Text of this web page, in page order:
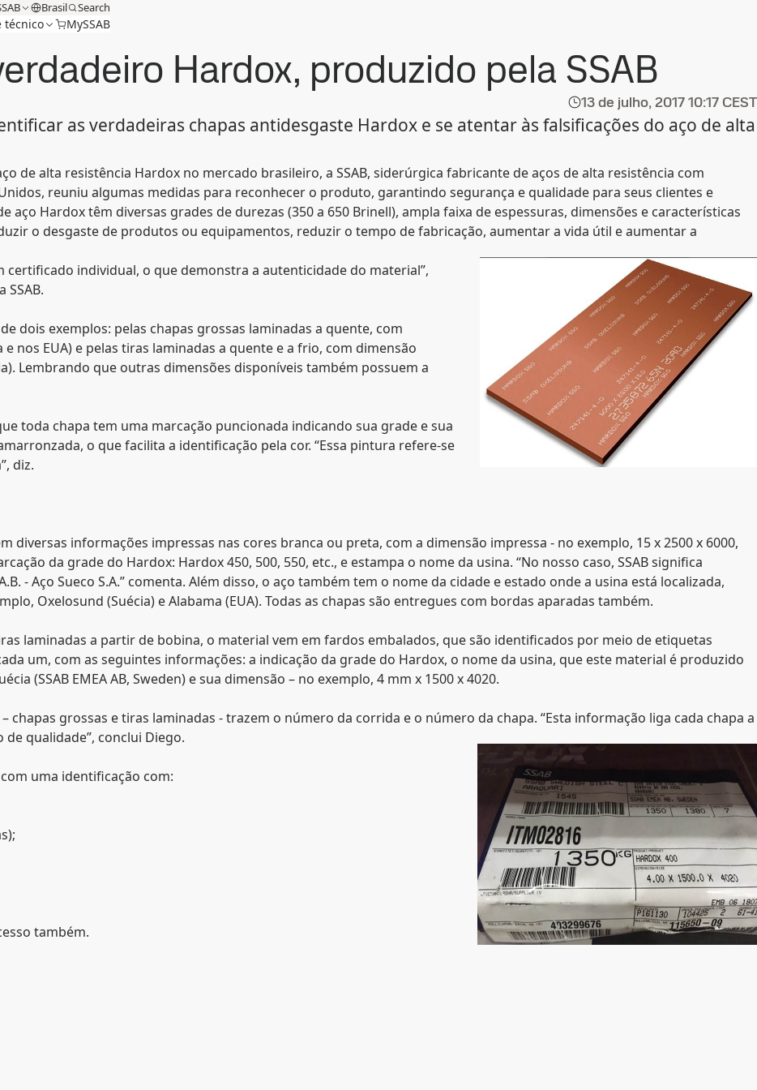
Brasil Search
técnico MySSAB
Hardox, produzido pela SSAB
13 de julho, 201710:17 CEST
as verdadeiras chapas antidesgaste Hardox e se atentar às falsificações do aço de alta
de alta resistência Hardox no mercado brasileiro, a SSAB, siderúrgica fabricante de aços de alta resistência com
reuniu algumas medidas para reconhecer o produto, garantindo segurança e qualidade para seus clientes e
aço Hardox têm diversas grades de durezas (350 a 650 Brinell), ampla faixa de espessuras, dimensões e características
o desgaste de produtos ou equipamentos, reduzir o tempo de fabricação, aumentar a vida útil e aumentar a
certificado individual, o que demonstra a autenticidade do material”,
dois exemplos: pelas chapas grossas laminadas a quente, com
nos EUA) e pelas tiras laminadas a quente e a frio, com dimensão
Lembrando que outras dimensões disponíveis também possuem a
toda chapa tem uma marcação puncionada indicando sua grade e sua
o que facilita a identificação pela cor. “Essa pintura refere-se
diz.
diversas informações impressas nas cores branca ou preta, com a dimensão impressa - no exemplo, 15 x 2500 x 6000,
da grade do Hardox: Hardox 450, 500, 550, etc., e estampa o nome da usina. “No nosso caso, SSAB significa
- Aço Sueco S.A.” comenta. Além disso, o aço também tem o nome da cidade e estado onde a usina está localizada,
Oxelosund (Suécia) e Alabama (EUA). Todas as chapas são entregues com bordas aparadas também.
laminadas a partir de bobina, o material vem em fardos embalados, que são identificados por meio de etiquetas
um, com as seguintes informações: a indicação da grade do Hardox, o nome da usina, que este material é produzido
(SSAB EMEA AB, Sweden) e sua dimensão – no exemplo, 4 mm x 1500 x 4020.
chapas grossas e tiras laminadas - trazem o número da corrida e o número da chapa. “Esta informação liga cada chapa a
qualidade”, conclui Diego.
uma identificação com:
também.